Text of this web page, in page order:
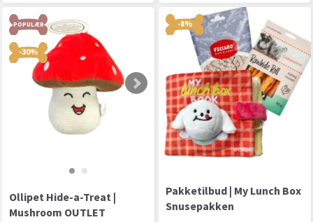
POPULÆR
-30%
Ollipet Hide-a-Treat |
Mushroom OUTLET
-8%
Pakketilbud | My Lunch Box
Snusepakken